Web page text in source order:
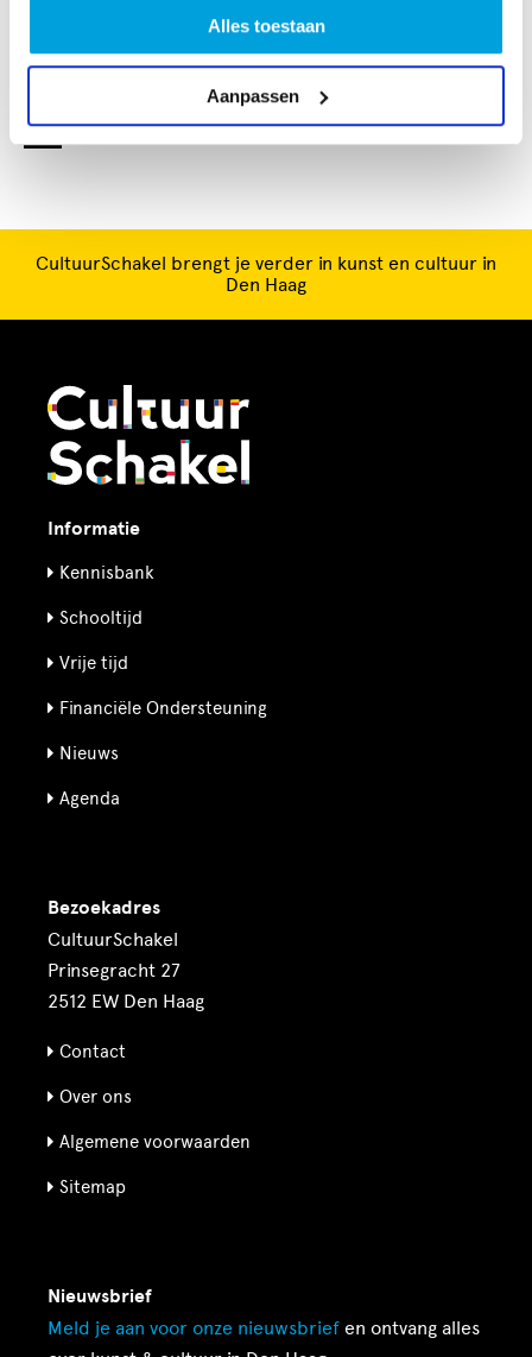
Alles toestaan
Aanpassen
BASGITAAR-PRODUCING-THEORIE-RECORDING
CultuurSchakel brengt je verder in kunst en cultuur in
Den Haag
Informatie
Kennisbank
Schooltijd
Vrije tijd
Financiële Ondersteuning
Nieuws
Agenda
Bezoekadres
CultuurSchakel
Prinsegracht 27
2512 EW Den Haag
Contact
Over ons
Algemene voorwaarden
Sitemap
Nieuwsbrief
Meld je aan voor onze nieuwsbrief en ontvang alles